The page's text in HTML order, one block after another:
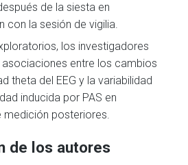
de la siesta en
con la sesión de vigilia.
los investigadores
entre los cambios
theta del EEG y la variabilidad
inducida por PAS en
medición posteriores.
de los autores